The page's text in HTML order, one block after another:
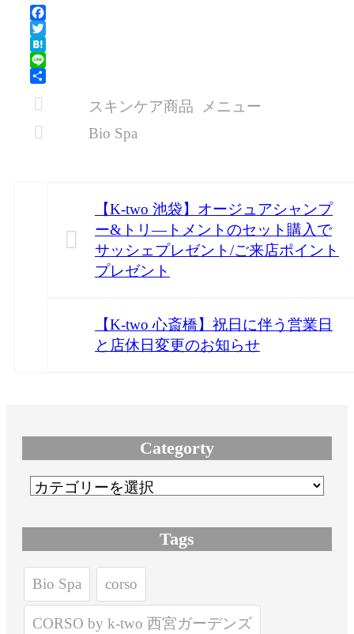
Facebook
Twitter
Hatena
Line
有
スキンケア商品
メニュー
Bio Spa
【K-two 池袋】オージュアシャンプ
ー&トリ―トメントのセット購入で
サッシェプレゼント/ご来店ポイント
プレゼント
【K-two 心斎橋】祝日に伴う営業日
と店休日変更のお知らせ
Categorty
Tags
Bio Spa corso
CORSO by k-two 西宮ガーデンズ